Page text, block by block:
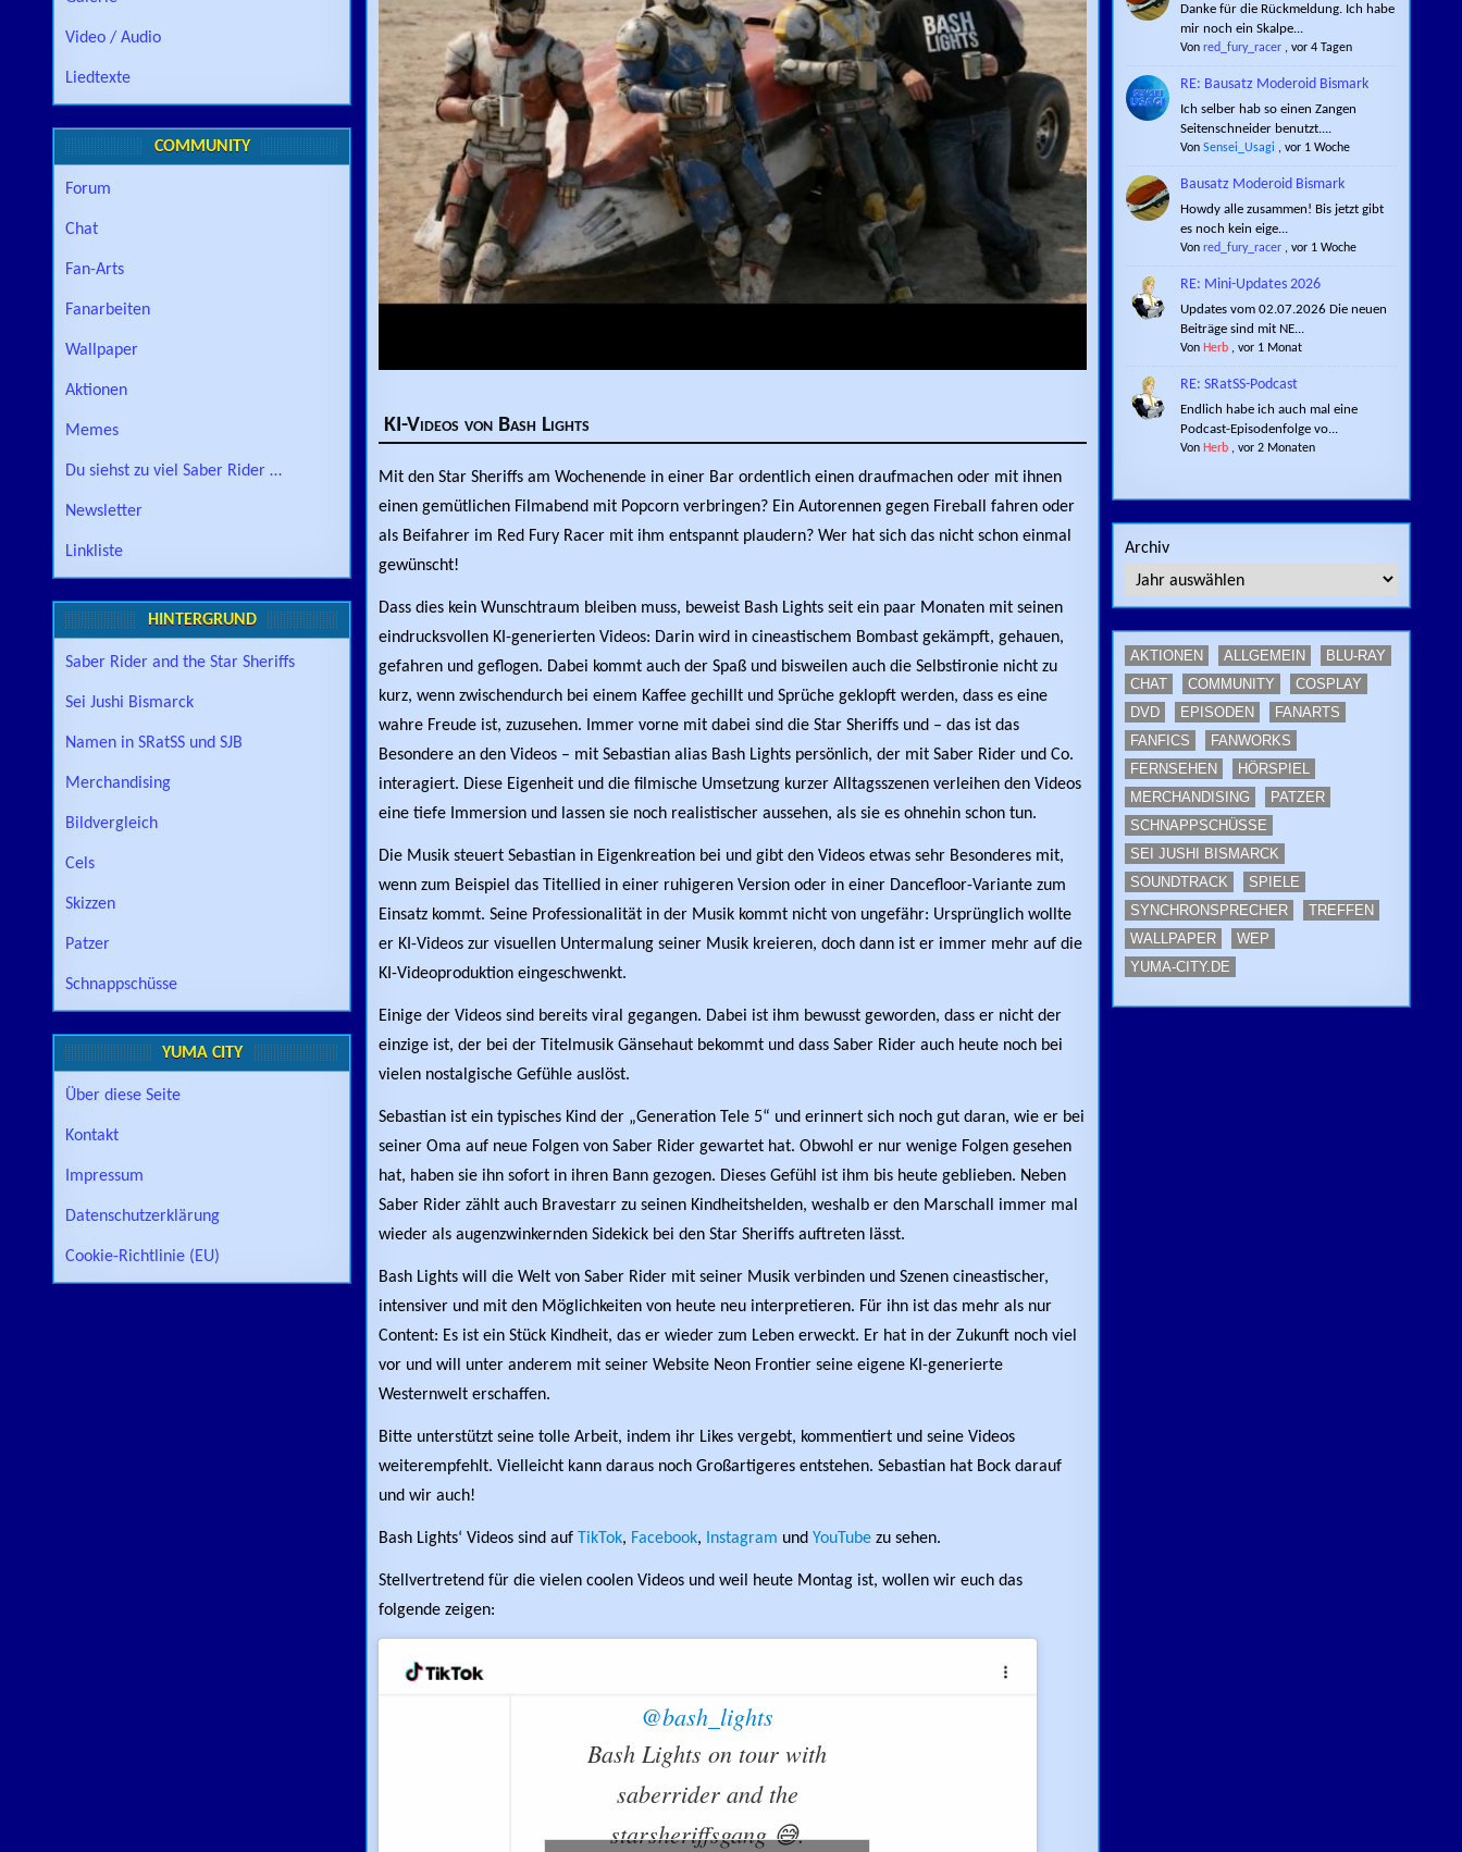
KI-Videos von Bash Lights
Mit den Star Sheriffs am Wochenende in einer Bar ordentlich einen draufmachen oder mit ihnen
einen gemütlichen Filmabend mit Popcorn verbringen? Ein Autorennen gegen Fireball fahren oder
als Beifahrer im Red Fury Racer mit ihm entspannt plaudern? Wer hat sich das nicht schon einmal
gewünscht!
Dass dies kein Wunschtraum bleiben muss, beweist Bash Lights seit ein paar Monaten mit seinen
eindrucksvollen KI-generierten Videos: Darin wird in cineastischem Bombast gekämpft, gehauen,
gefahren und geflogen. Dabei kommt auch der Spaß und bisweilen auch die Selbstironie nicht zu
kurz, wenn zwischendurch bei einem Kaffee gechillt und Sprüche geklopft werden, dass es eine
wahre Freude ist, zuzusehen. Immer vorne mit dabei sind die Star Sheriffs und – das ist das
Besondere an den Videos – mit Sebastian alias Bash Lights persönlich, der mit Saber Rider und Co.
interagiert. Diese Eigenheit und die filmische Umsetzung kurzer Alltagsszenen verleihen den Videos
eine tiefe Immersion und lassen sie noch realistischer aussehen, als sie es ohnehin schon tun.
Die Musik steuert Sebastian in Eigenkreation bei und gibt den Videos etwas sehr Besonderes mit,
wenn zum Beispiel das Titellied in einer ruhigeren Version oder in einer Dancefloor-Variante zum
Einsatz kommt. Seine Professionalität in der Musik kommt nicht von ungefähr: Ursprünglich wollte
er KI-Videos zur visuellen Untermalung seiner Musik kreieren, doch dann ist er immer mehr auf die
KI-Videoproduktion eingeschwenkt.
Einige der Videos sind bereits viral gegangen. Dabei ist ihm bewusst geworden, dass er nicht der
einzige ist, der bei der Titelmusik Gänsehaut bekommt und dass Saber Rider auch heute noch bei
vielen nostalgische Gefühle auslöst.
Sebastian ist ein typisches Kind der „Generation Tele 5“ und erinnert sich noch gut daran, wie er bei
seiner Oma auf neue Folgen von Saber Rider gewartet hat. Obwohl er nur wenige Folgen gesehen
hat, haben sie ihn sofort in ihren Bann gezogen. Dieses Gefühl ist ihm bis heute geblieben. Neben
Saber Rider zählt auch Bravestarr zu seinen Kindheitshelden, weshalb er den Marschall immer mal
wieder als augenzwinkernden Sidekick bei den Star Sheriffs auftreten lässt.
Bash Lights will die Welt von Saber Rider mit seiner Musik verbinden und Szenen cineastischer,
intensiver und mit den Möglichkeiten von heute neu interpretieren. Für ihn ist das mehr als nur
Content: Es ist ein Stück Kindheit, das er wieder zum Leben erweckt. Er hat in der Zukunft noch viel
vor und will unter anderem mit seiner Website Neon Frontier seine eigene KI-generierte
Westernwelt erschaffen.
Bitte unterstützt seine tolle Arbeit, indem ihr Likes vergebt, kommentiert und seine Videos
weiterempfehlt. Vielleicht kann daraus noch Großartigeres entstehen. Sebastian hat Bock darauf
und wir auch!
Bash Lights‘ Videos sind auf TikTok, Facebook, Instagram und YouTubezu sehen.
Stellvertretend für die vielen coolen Videos und weil heute Montag ist, wollen wir euch das
folgende zeigen:
@bash_lights
Bash Lights on tour with
saberrider and the
starsheriffsgang 😅.
Video / Audio
Liedtexte
COMMUNITY
Forum
Chat
Fan-Arts
Fanarbeiten
Wallpaper
Aktionen
Memes
Du siehst zu viel Saber Rider …
Newsletter
Linkliste
HINTERGRUND
Saber Rider and the Star Sheriffs
Sei Jushi Bismarck
Namen in SRatSS und SJB
Merchandising
Bildvergleich
Cels
Skizzen
Patzer
Schnappschüsse
YUMA CITY
Über diese Seite
Kontakt
Impressum
Datenschutzerklärung
Cookie-Richtlinie (EU)
Danke für die Rückmeldung. Ich habe
mir noch ein Skalpe...
Von red_fury_racer, vor 4 Tagen
RE: Bausatz Moderoid Bismark
Ich selber hab so einen Zangen
Seitenschneider benutzt....
Von Sensei_Usagi , vor 1 Woche
Bausatz Moderoid Bismark
Howdy alle zusammen! Bis jetzt gibt
es noch kein eige...
Von red_fury_racer, vor 1 Woche
RE: Mini-Updates 2026
Updates vom 02.07.2026 Die neuen
Beiträge sind mit NE...
Von Herb, vor 1 Monat
RE: SRatSS-Podcast
Endlich habe ich auch mal eine
Podcast-Episodenfolge vo...
Von Herb, vor 2 Monaten
Archiv
AKTIONEN ALLGEMEIN
BLU-RAY
CHAT
COMMUNITY
COSPLAY
DVD
EPISODEN
FANARTS
FANFICS
FANWORKS
FERNSEHEN
HÖRSPIEL
MERCHANDISING
PATZER
SCHNAPPSCHÜSSE
SEI JUSHI BISMARCK
SOUNDTRACK
SPIELE
SYNCHRONSPRECHER
TREFFEN
WALLPAPER
WEP
YUMA-CITY.DE